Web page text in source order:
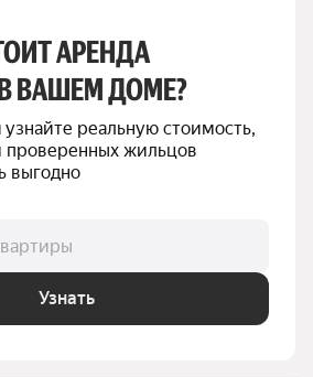
АРЕНДА
ВАШЕМ ДОМЕ?
узнайте реальную стоимость,
проверенных жильцов
выгодно
Узнать